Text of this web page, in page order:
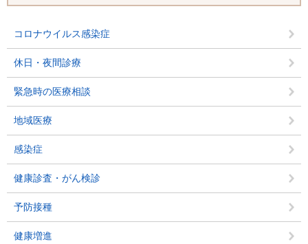
コロナウイルス感染症
休日・夜間診療
緊急時の医療相談
地域医療
感染症
健康診査・がん検診
予防接種
健康増進